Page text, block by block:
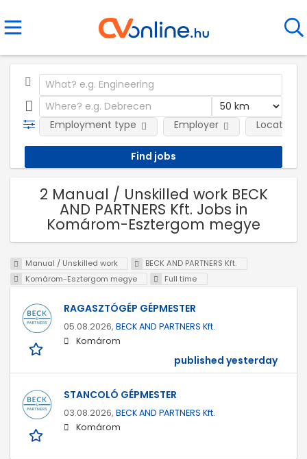
Employment type Employer Location
2 Manual / Unskilled work BECK
AND PARTNERS Kft. Jobs in
Komárom-Esztergom megye
Manual / Unskilled work
BECK AND PARTNERS Kft.
Komárom-Esztergom megye
Full time
RAGASZTÓGÉP GÉPMESTER
05.08.2026, BECK AND PARTNERS Kft.
Komárom
published yesterday
STANCOLÓ GÉPMESTER
03.08.2026, BECK AND PARTNERS Kft.
Komárom